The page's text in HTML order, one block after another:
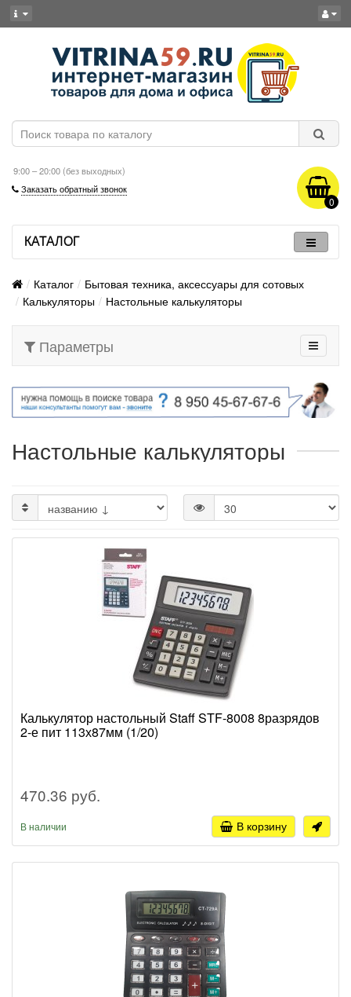
9:00 – 20:00 (без выходных)
Заказать обратный звонок
0
КАТАЛОГ
Каталог
Бытовая техника, аксессуары для сотовых
Калькуляторы
Настольные калькуляторы
Параметры
Настольные калькуляторы
Калькулятор настольный Staff STF-8008 8разрядов
2-е пит 113х87мм (1/20)
470.36 руб.
В наличии В корзину